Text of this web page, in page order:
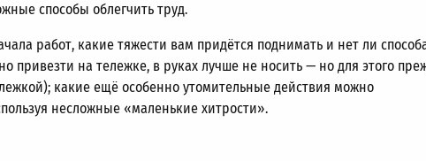
способы облегчить труд.
работ, какие тяжести вам придётся поднимать и нет ли
привезти на тележке, в руках лучше не носить — но для этого
какие ещё особенно утомительные действия можно
несложные «маленькие хитрости».